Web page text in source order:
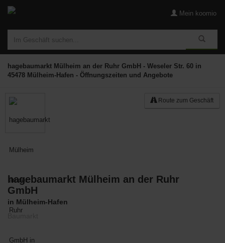
Mein koomio
hagebaumarkt Mülheim an der Ruhr GmbH - Weseler Str. 60 in
45478 Mülheim-Hafen - Öffnungszeiten und Angebote
Route zum Geschäft
hagebaumarkt Mülheim an der Ruhr
GmbH
in Mülheim-Hafen